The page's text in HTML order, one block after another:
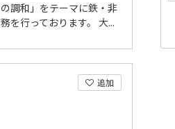
調和」をテーマに鉄・非
を行っております。 大...
追加